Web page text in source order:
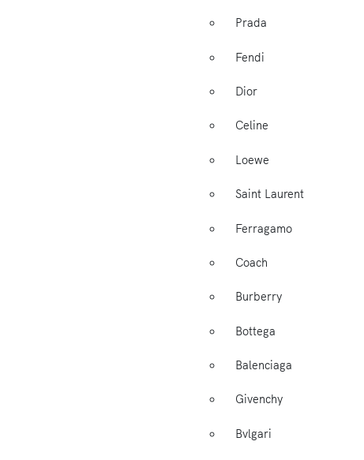
Prada
Fendi
Dior
Celine
Loewe
Saint Laurent
Ferragamo
Coach
Burberry
Bottega
Balenciaga
Givenchy
Bvlgari